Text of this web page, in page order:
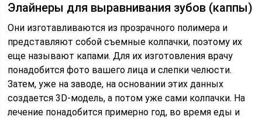
Элайнеры для выравнивания зубов (каппы)
Они изготавливаются из прозрачного полимера и
представляют собой съемные колпачки, поэтому их
еще называют капами. Для их изготовления врачу
понадобится фото вашего лица и слепки челюсти.
Затем, уже на заводе, на основании этих данных
создается 3D-модель, а потом уже сами колпачки. На
лечение понадобится примерно год, во время еды и